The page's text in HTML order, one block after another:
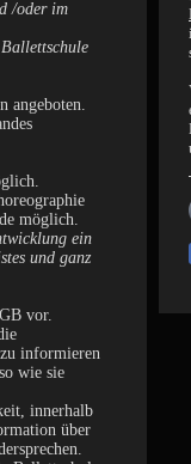
/oder im
angeboten.
möglich.
ein
und ganz
vor.
informieren
wie sie
innerhalb
über